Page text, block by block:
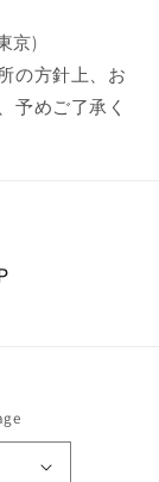
京)
の方針上、お
予めご了承く